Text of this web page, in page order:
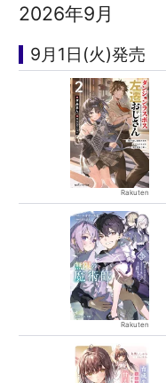
2026年9月
9月1日(火)発売